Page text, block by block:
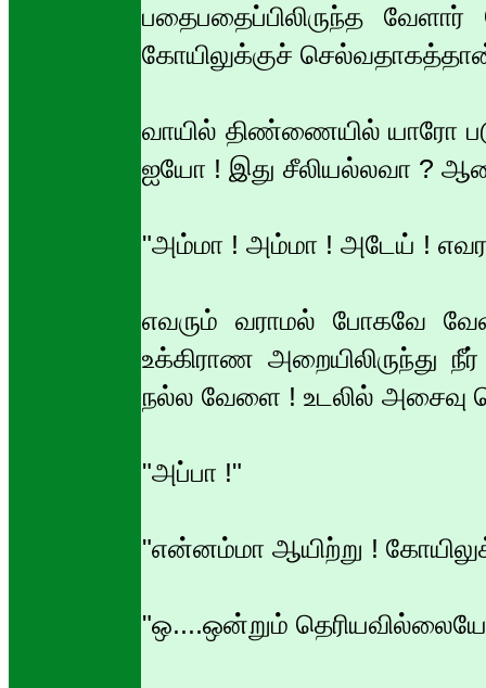
பதைபதைப்பிலிருந்த
கோயிலுக்குச்
வாயில் திண்ணையில் யாரோ
ஐயோ ! இது சீலியல்லவா ?
"அம்மா ! அம்மா ! அடேய் !
எவரும் வராமல் போகவே
உக்கிராண அறையிலிருந்து
நல்ல வேளை ! உடலில் அசைவு
"அப்பா !"
"என்னம்மா ஆயிற்று !
"ஒ....ஒன்றும்